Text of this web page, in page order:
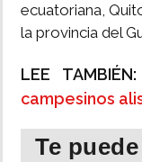
ecuatoriana,
la provincia del
LEE TAMBIÉN:
campesinos
Te